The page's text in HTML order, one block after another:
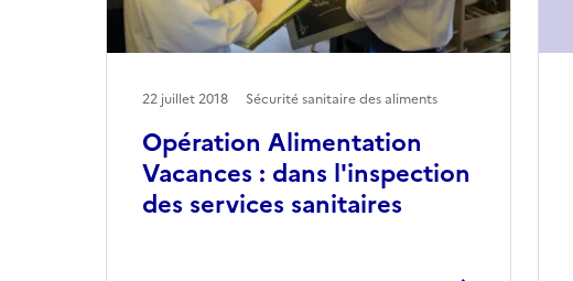
Opération Alimentation
Vacances : dans l'inspection
des services sanitaires
22 juillet 2018 Sécurité sanitaire des aliments